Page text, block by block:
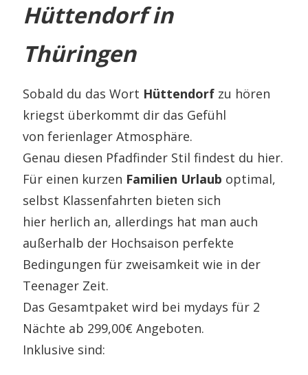
Hüttendorf in
Thüringen
Sobald du das Wort Hüttendorf zu hören
kriegst überkommt dir das Gefühl
von ferienlager Atmosphäre.
Genau diesen Pfadfinder Stil findest du hier.
Für einen kurzen Familien Urlaub optimal,
selbst Klassenfahrten bieten sich
hier herlich an, allerdings hat man auch
außerhalb der Hochsaison perfekte
Bedingungen für zweisamkeit wie in der
Teenager Zeit.
Das Gesamtpaket wird bei mydays für 2
Nächte ab 299,00€ Angeboten.
Inklusive sind: